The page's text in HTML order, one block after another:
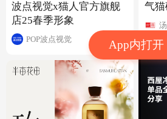
App内打开
波点视觉x猫人官方旗舰
店25春季形象
POP波点视觉 7936
气